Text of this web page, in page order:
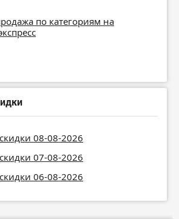
по категориям на
08-08-2026
07-08-2026
06-08-2026